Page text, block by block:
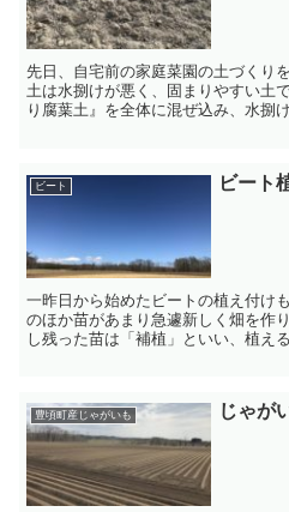
先日、自宅前の家庭菜園の土づくりを行いました
土は水捌けが悪く、固まりやすい土でした その為今回は『
り腐葉土』を全体に混ぜ込み、水捌
ビート ビート
一昨日から始めたビートの植え付けも
のほか苗があまり急遽新しく畑を作り全
し残った苗は「補植」といい、植え
豊頃町産じゃがいも じゃが